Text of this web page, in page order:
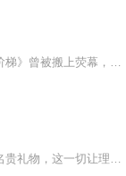
大家对松本清张先生的作品表现出了非常特别的喜爱，那我就再读一部大师的作品。《夜光的阶梯》曾被搬上荧幕，但是据说电视剧对原著进行较大的改编，我就没有看。这部作品我是一边读一边播的，估计也就会比大家提前2集知道结局。演播中的不足，欢迎大家提出。内容简介：佐山道夫拥有一双可以塑造完美发型的手。他讨得很多女顾客的欢心，她们有钱有势，却心甘情愿被他利用、欺骗。女人们的目的是将他占为己有。但道夫迫切地渴望成功，他不愿为情感放弃前程，更不愿被人束缚。面对纠缠不休的女人们，他终于藏不住自私残...
青年美发师佐山道夫由于长有一副英俊的面孔和拥有出众的理发手艺深得女客人喜欢，更获赠名贵礼物，这一切让理发师老板十分嫉妒，经常对他无理谩骂。一次又在雨中被老板派去门边招徕客人，却因此认识了著名周刊的女记者幸子，一见钟情的二人迅速坠入爱河。...